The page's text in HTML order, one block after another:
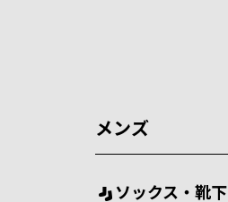
メンズ
ソックス・靴下